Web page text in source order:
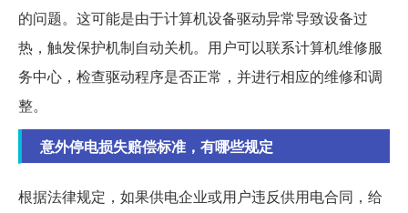
的问题。这可能是由于计算机设备驱动异常导致设备过
热，触发保护机制自动关机。用户可以联系计算机维修服
务中心，检查驱动程序是否正常，并进行相应的维修和调
整。
意外停电损失赔偿标准，有哪些规定
根据法律规定，如果供电企业或用户违反供用电合同，给